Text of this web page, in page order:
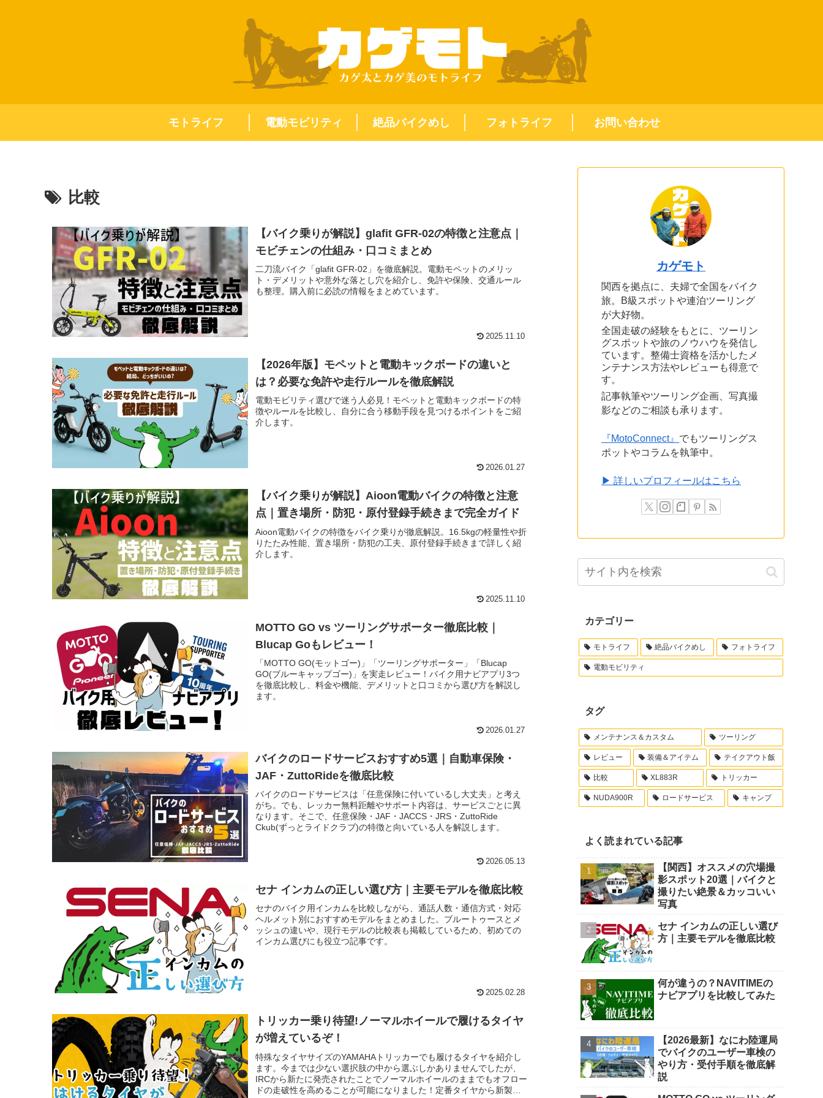
モトライフ 電動モビリティ 絶品バイクめし フォトライフ お問い合わせ
比較
【バイク乗りが解説】glafit GFR-02の特徴と注意点｜
モビチェンの仕組み・口コミまとめ
二刀流バイク「glafit GFR-02」を徹底解説。電動モペットのメリッ
ト・デメリットや意外な落とし穴を紹介し、免許や保険、交通ルール
も整理。購入前に必読の情報をまとめています。
2025.11.10
【2026年版】モペットと電動キックボードの違いと
は？必要な免許や走行ルールを徹底解説
電動モビリティ選びで迷う人必見！モペットと電動キックボードの特
徴やルールを比較し、自分に合う移動手段を見つけるポイントをご紹
介します。
2026.01.27
【バイク乗りが解説】Aioon電動バイクの特徴と注意
点｜置き場所・防犯・原付登録手続きまで完全ガイド
Aioon電動バイクの特徴をバイク乗りが徹底解説。16.5kgの軽量性や折
りたたみ性能、置き場所・防犯の工夫、原付登録手続きまで詳しく紹
介します。
2025.11.10
MOTTO GO vs ツーリングサポーター徹底比較｜
Blucap Goもレビュー！
「MOTTO GO(モットゴー)」「ツーリングサポーター」「Blucap
GO(ブルーキャップゴー)」を実走レビュー！バイク用ナビアプリ3つ
を徹底比較し、料金や機能、デメリットと口コミから選び方を解説し
ます。
2026.01.27
バイクのロードサービスおすすめ5選｜自動車保険・
JAF・ZuttoRideを徹底比較
バイクのロードサービスは「任意保険に付いているし大丈夫」と考え
がち。でも、レッカー無料距離やサポート内容は、サービスごとに異
なります。そこで、任意保険・JAF・JACCS・JRS・ZuttoRide
Ckub(ずっとライドクラブ)の特徴と向いている人を解説します。
2026.05.13
セナ インカムの正しい選び方｜主要モデルを徹底比較
セナのバイク用インカムを比較しながら、通話人数・通信方式・対応
ヘルメット別におすすめモデルをまとめました。ブルートゥースとメ
ッシュの違いや、現行モデルの比較表も掲載しているため、初めての
インカム選びにも役立つ記事です。
2025.02.28
トリッカー乗り待望!ノーマルホイールで履けるタイヤ
が増えているぞ！
特殊なタイヤサイズのYAMAHAトリッカーでも履けるタイヤを紹介し
ます。今までは少ない選択肢の中から選ぶしかありませんでしたが、
IRCから新たに発売されたことでノーマルホイールのままでもオフロー
ドの走破性を高めることが可能になりました！定番タイヤから新製品
カゲモト
関西を拠点に、夫婦で全国をバイク
旅。B級スポットや連泊ツーリング
が大好物。
全国走破の経験をもとに、ツーリン
グスポットや旅のノウハウを発信し
ています。整備士資格を活かしたメ
ンテナンス方法やレビューも得意で
す。
記事執筆やツーリング企画、写真撮
影などのご相談も承ります。
『MotoConnect』 でもツーリングス
ポットやコラムを執筆中。
▶ 詳しいプロフィールはこちら
カテゴリー
モトライフ 絶品バイクめし フォトライフ
電動モビリティ
タグ
メンテナンス＆カスタム ツーリング
レビュー 装備＆アイテム テイクアウト飯
比較 XL883R トリッカー
NUDA900R ロードサービス キャンプ
よく読まれている記事
【関西】オススメの穴場撮
影スポット20選｜バイクと
撮りたい絶景＆カッコいい
写真
セナ インカムの正しい選び
方｜主要モデルを徹底比較
何が違うの？NAVITIMEの
ナビアプリを比較してみた
【2026最新】なにわ陸運局
でバイクのユーザー車検の
やり方・受付手順を徹底解
説